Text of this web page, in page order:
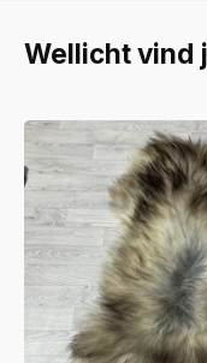
Wellicht vind